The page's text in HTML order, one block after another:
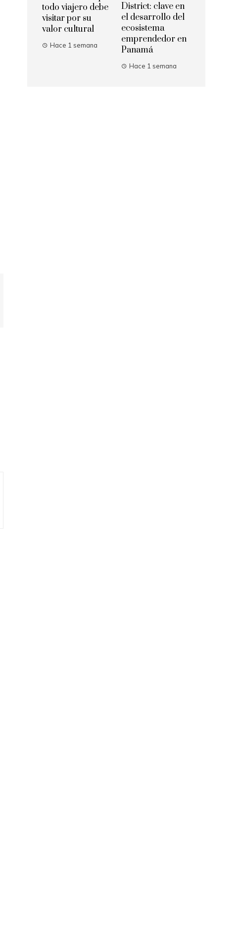
todo viajero debe
visitar por su
valor cultural
Hace 1 semana
District: clave en
el desarrollo del
ecosistema
emprendedor en
Panamá
Hace 1 semana